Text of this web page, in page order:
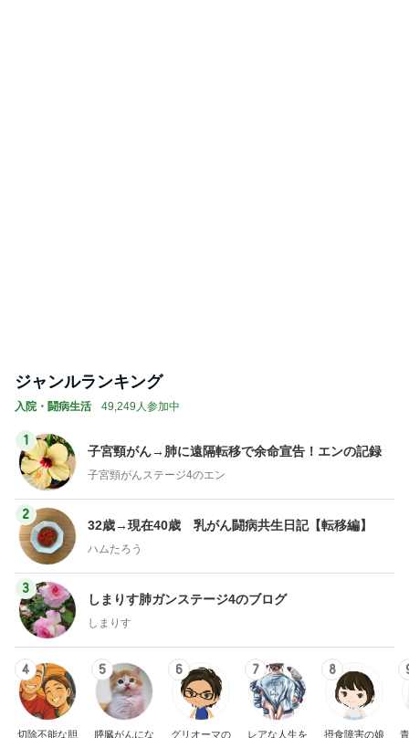
ジャンルランキング
入院・闘病生活 49,249人参加中
1
子宮頸がん→肺に遠隔転移で余命宣告！エンの記録
子宮頸がんステージ4のエン
2
32歳→現在40歳 乳がん闘病共生日記【転移編】
ハムたろう
3
しまりす肺ガンステージ4のブログ
しまりす
4
切除不能な胆
5
膵臓がんにな
6
グリオーマの
7
レアな人生を
8
摂食障害の娘